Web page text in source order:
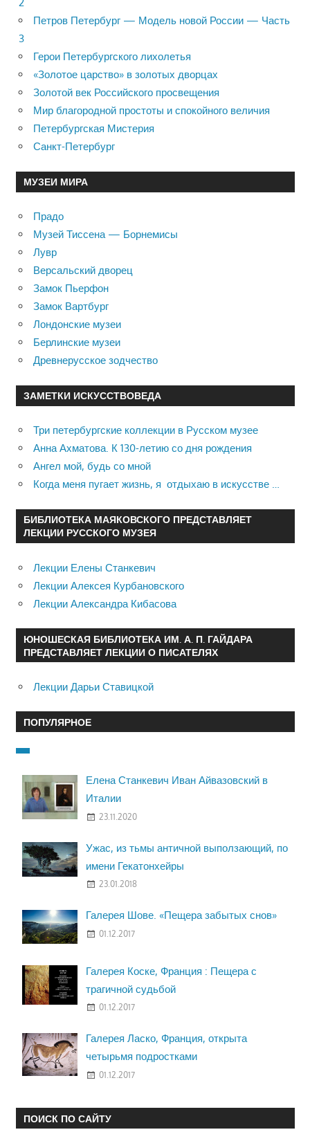
Петров Петербург — Модель новой России — Часть
3
Герои Петербургского лихолетья
«Золотое царство» в золотых дворцах
Золотой век Российского просвещения
Мир благородной простоты и спокойного величия
Петербургская Мистерия
Санкт-Петербург
МУЗЕИ МИРА
Прадо
Музей Тиссена — Борнемисы
Лувр
Версальский дворец
Замок Пьерфон
Замок Вартбург
Лондонские музеи
Берлинские музеи
Древнерусское зодчество
ЗАМЕТКИ ИСКУССТВОВЕДА
Три петербургские коллекции в Русском музее
Анна Ахматова. К 130-летию со дня рождения
Ангел мой, будь со мной
Когда меня пугает жизнь, я отдыхаю в искусстве …
БИБЛИОТЕКА МАЯКОВСКОГО ПРЕДСТАВЛЯЕТ
ЛЕКЦИИ РУССКОГО МУЗЕЯ
Лекции Елены Станкевич
Лекции Алексея Курбановского
Лекции Александра Кибасова
ЮНОШЕСКАЯ БИБЛИОТЕКА ИМ. А. П. ГАЙДАРА
ПРЕДСТАВЛЯЕТ ЛЕКЦИИ О ПИСАТЕЛЯХ
Лекции Дарьи Ставицкой
ПОПУЛЯРНОЕ
Елена Станкевич Иван Айвазовский в
Италии
23.11.2020
Ужас, из тьмы античной выползающий, по
имени Гекатонхейры
23.01.2018
Галерея Шове. «Пещера забытых снов»
01.12.2017
Галерея Коске, Франция : Пещера с
трагичной судьбой
01.12.2017
Галерея Ласко, Франция, открыта
четырьмя подростками
01.12.2017
ПОИСК ПО САЙТУ